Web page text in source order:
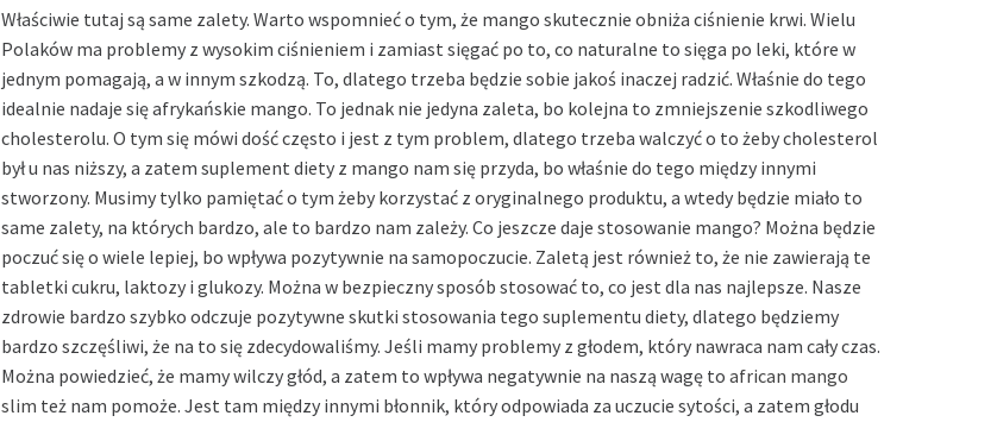
Właściwie tutaj są same zalety. Warto wspomnieć o tym, że mango skutecznie obniża ciśnienie krwi. Wielu
Polaków ma problemy z wysokim ciśnieniem i zamiast sięgać po to, co naturalne to sięga po leki, które w
jednym pomagają, a w innym szkodzą. To, dlatego trzeba będzie sobie jakoś inaczej radzić. Właśnie do tego
idealnie nadaje się afrykańskie mango. To jednak nie jedyna zaleta, bo kolejna to zmniejszenie szkodliwego
cholesterolu. O tym się mówi dość często i jest z tym problem, dlatego trzeba walczyć o to żeby cholesterol
był u nas niższy, a zatem suplement diety z mango nam się przyda, bo właśnie do tego między innymi
stworzony. Musimy tylko pamiętać o tym żeby korzystać z oryginalnego produktu, a wtedy będzie miało to
same zalety, na których bardzo, ale to bardzo nam zależy. Co jeszcze daje stosowanie mango? Można będzie
poczuć się o wiele lepiej, bo wpływa pozytywnie na samopoczucie. Zaletą jest również to, że nie zawierają te
tabletki cukru, laktozy i glukozy. Można w bezpieczny sposób stosować to, co jest dla nas najlepsze. Nasze
zdrowie bardzo szybko odczuje pozytywne skutki stosowania tego suplementu diety, dlatego będziemy
bardzo szczęśliwi, że na to się zdecydowaliśmy. Jeśli mamy problemy z głodem, który nawraca nam cały czas.
Można powiedzieć, że mamy wilczy głód, a zatem to wpływa negatywnie na naszą wagę toafrican mango
slim też nam pomoże. Jest tam między innymi błonnik, który odpowiada za uczucie sytości, a zatem głodu